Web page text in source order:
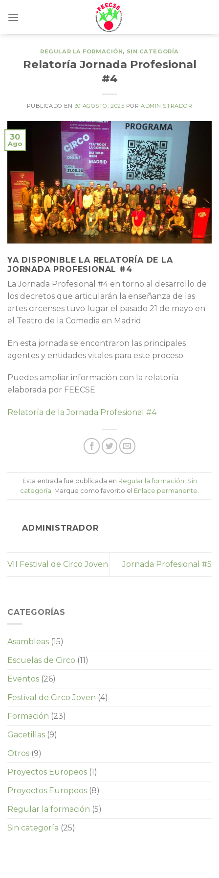
REGULAR LA FORMACIÓN, SIN CATEGORÍA
Relatoría Jornada Profesional
#4
PUBLICADO EN 30 AGOSTO, 2025 PORADMINISTRADOR
30
Ago
YA DISPONIBLE LA RELATORÍA DE LA
JORNADA PROFESIONAL #4
La Jornada Profesional #4 en torno al desarrollo de
los decretos que articularán la enseñanza de las
artes circenses tuvo lugar el pasado 21 de mayo en
el Teatro de la Comedia en Madrid.
En esta jornada se encontraron las principales
agentes y entidades vitales para este proceso.
Puedes ampliar información con la relatoría
elaborada por FEECSE.
Relatoría de la Jornada Profesional #4
Esta entrada fue publicada en Regular la formación Sin
categoría . Marque como favorito el Enlace permanente
ADMINISTRADOR
VII Festival de Circo Joven Jornada Profesional #5
CATEGORÍAS
Asambleas (15)
Escuelas de Circo (11)
Eventos (26)
Festival de Circo Joven (4)
Formación (23)
Gacetillas (9)
Otros (9)
Proyectos Europeos (1)
Proyectos Europeos (8)
Regular la formación (5)
Sin categoría (25)